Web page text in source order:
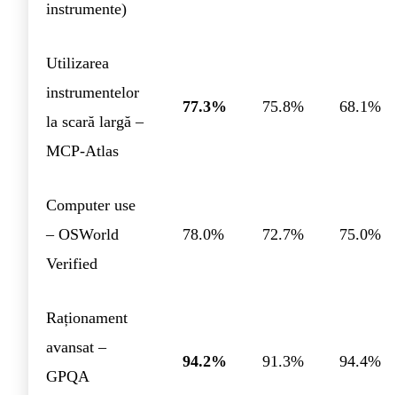
instrumente)
Utilizarea
instrumentelor
la scară largă –
MCP-Atlas
77.3% 75.8% 68.1%
Computer use
– OSWorld
Verified
78.0% 72.7% 75.0%
Raționament
avansat –
GPQA
94.2% 91.3% 94.4%